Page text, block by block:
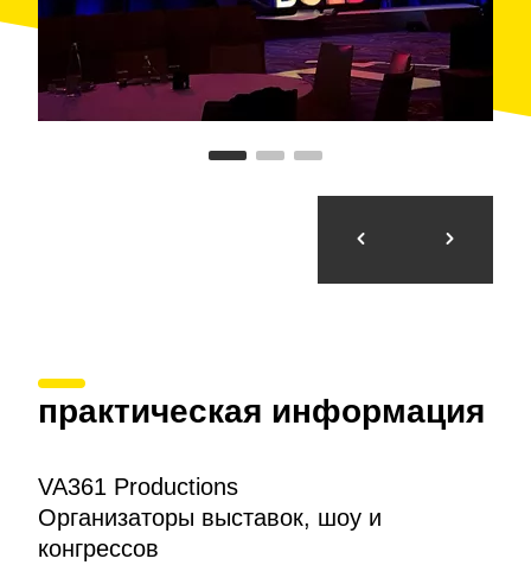
практическая информация
VA361 Productions
Организаторы выставок, шоу и
конгрессов